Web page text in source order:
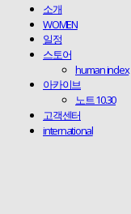
소개
WOMEN
일정
스토어
human index
아카이브
노트 10.30
고객센터
international